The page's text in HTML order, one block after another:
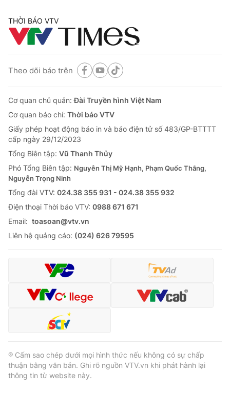
THỜI BÁO VTV
Theo dõi báo trên
Cơ quan chủ quản:Đài Truyền hình Việt Nam
Cơ quan báo chí: Thời báo VTV
Giấy phép hoạt động báo in và báo điện tử số 483/GP-BTTTT
cấp ngày 29/12/2023
Tổng Biên tập: Vũ Thanh Thủy
Phó Tổng Biên tập: Nguyễn Thị Mỹ Hạnh, Phạm Quốc Thắng,
Nguyễn Trọng Ninh
Tổng đài VTV: 024.38 355 931 - 024.38 355 932
Ðiện thoại Thời báo VTV: 0988 671 671
Email: toasoan@vtv.vn
Liên hệ quảng cáo: (024) 626 79595
® Cấm sao chép dưới mọi hình thức nếu không có sự chấp
thuận bằng văn bản. Ghi rõ nguồn VTV.vn khi phát hành lại
thông tin từ website này.